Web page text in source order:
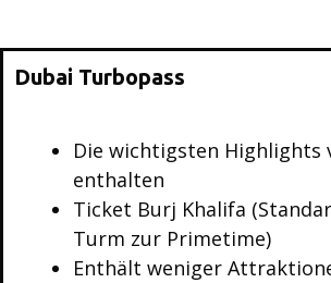
Dubai Turbopass
Die wichtigsten Highlights
enthalten
Ticket Burj Khalifa
Turm zur Primetime)
Enthält weniger